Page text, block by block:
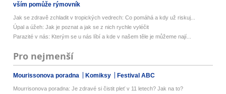
vším pomůže rýmovník
Jak se zdravě zchladit v tropických vedrech: Co pomáhá a kdy už riskuj...
Úpal a úžeh: Jak je poznat a jak se z nich rychle vyléčit
Parazité v nás: Kterým se u nás líbí a kde v našem těle je můžeme nají...
Pro nejmenší
Mourissonova poradna Komiksy Festival ABC
Mourrisonova poradna: Je zdravé si čistit pleť v 11 letech? Jak na to?